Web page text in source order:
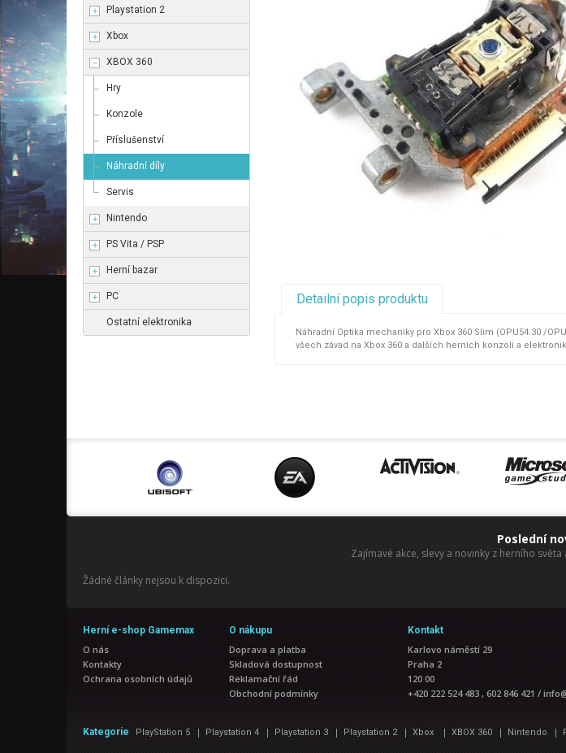
Playstation 2
Xbox
XBOX 360
Hry
Konzole
Příslušenství
Náhradní díly
Servis
Nintendo
PS Vita / PSP
Herní bazar
PC
Ostatní elektronika
Detailní popis produktu
Náhradní Optika mechaniky pro Xbox 360 Slim (OPU54.30 /
všech závad na Xbox 360 a dalších herních konzolí a
Poslední
Zajímavé akce, slevy a novinky z herního
Žádné články nejsou k dispozici.
Herní e-shop Gamemax
O nás
Kontakty
Ochrana osobních údajů
O nákupu
Doprava a platba
Skladová dostupnost
Reklamační řád
Obchodní podmínky
Kontakt
Karlovo náměstí 29
Praha 2
120 00
+420 222 524 483 , 602 846 421 /
Kategorie PlayStation 5 | Playstation 4 | Playstation 3 | Playstation 2 | Xbox | XBOX 360 | Nintendo |